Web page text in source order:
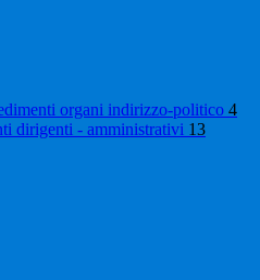
organi indirizzo-politico 4
dirigenti - amministrativi 13